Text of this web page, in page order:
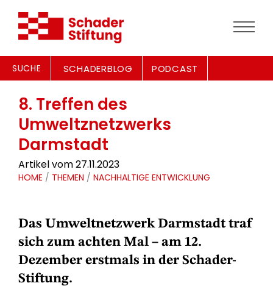
SUCHE SCHADERBLOG PODCAST
8. Treffen des
Umweltznetzwerks
Darmstadt
Artikel vom 27.11.2023
HOME / THEMEN / NACHHALTIGE ENTWICKLUNG
Das Umweltnetzwerk Darmstadt traf
sich zum achten Mal – am 12.
Dezember erstmals in der Schader-
Stiftung.